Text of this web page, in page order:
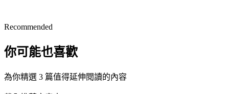
Recommended
你可能也喜歡
為你精選 3 篇值得延伸閱讀的內容